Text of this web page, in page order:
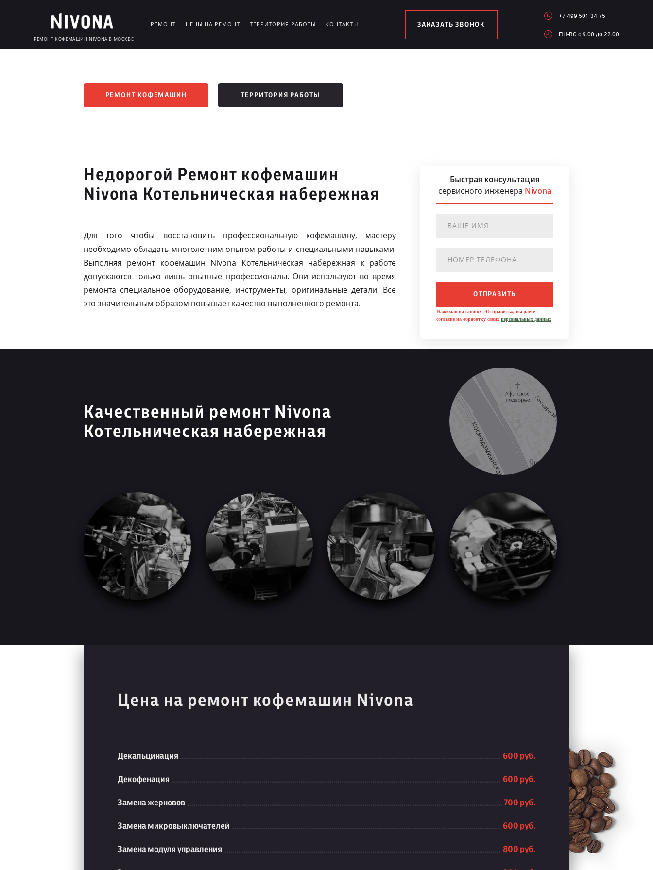
РЕМОНТ КОФЕМАШИН NIVONA В МОСКВЕ
РЕМОНТ ЦЕНЫ НА РЕМОНТ ТЕРРИТОРИЯ РАБОТЫ КОНТАКТЫ ЗАКАЗАТЬ ЗВОНОК
+7 499 501 34 75
ПН-ВC c 9.00 до 22.00
РЕМОНТ КОФЕМАШИН ТЕРРИТОРИЯ РАБОТЫ
Недорогой Ремонт кофемашин
Nivona Котельническая набережная
Для того чтобы восстановить профессиональную кофемашину, мастеру
необходимо обладать многолетним опытом работы и специальными навыками.
Выполняя ремонт кофемашин Nivona Котельническая набережная к работе
допускаются только лишь опытные профессионалы. Они используют во время
ремонта специальное оборудование, инструменты, оригинальные детали. Все
это значительным образом повышает качество выполненного ремонта.
Быстрая консультация
сервисного инженера Nivona
ОТПРАВИТЬ
Нажимая на кнопку «Отправить», вы даете
согласие на обработку своих персональных данных
Качественный ремонт Nivona
Котельническая набережная
Цена на ремонт кофемашин Nivona
Декальцинация 600 руб.
Декофенация 600 руб.
Замена жерновов 700 руб.
Замена микровыключателей 600 руб.
Замена модуля управления 800 руб.